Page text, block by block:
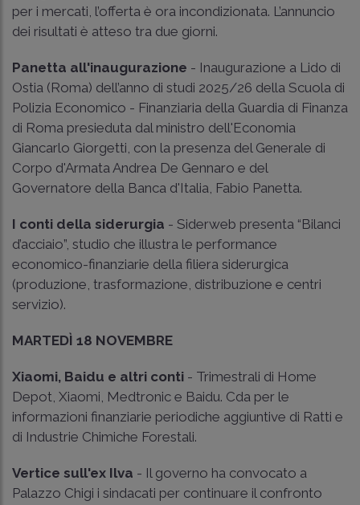
per i mercati, l’offerta è ora incondizionata. L’annuncio
dei risultati è atteso tra due giorni.
Panetta all'inaugurazione - Inaugurazione a Lido di
Ostia (Roma) dell’anno di studi 2025/26 della Scuola di
Polizia Economico - Finanziaria della Guardia di Finanza
di Roma presieduta dal ministro dell'Economia
Giancarlo Giorgetti, con la presenza del Generale di
Corpo d'Armata Andrea De Gennaro e del
Governatore della Banca d'Italia, Fabio Panetta.
I conti della siderurgia - Siderweb presenta “Bilanci
d’acciaio”, studio che illustra le performance
economico-finanziarie della filiera siderurgica
(produzione, trasformazione, distribuzione e centri
servizio).
MARTEDÌ 18 NOVEMBRE
Xiaomi, Baidu e altri conti - Trimestrali di Home
Depot, Xiaomi, Medtronic e Baidu. Cda per le
informazioni finanziarie periodiche aggiuntive di Ratti e
di Industrie Chimiche Forestali.
Vertice sull'ex Ilva - Il governo ha convocato a
Palazzo Chigi i sindacati per continuare il confronto